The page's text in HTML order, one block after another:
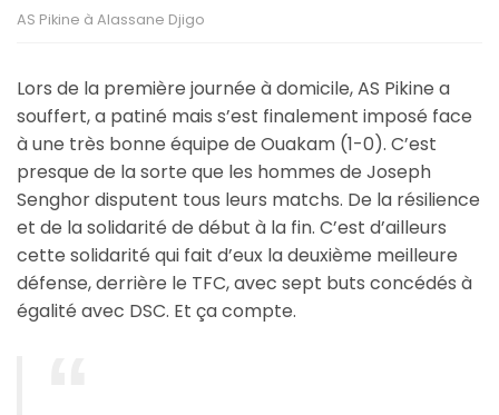
AS Pikine à Alassane Djigo
Lors de la première journée à domicile, AS Pikine a
souffert, a patiné mais s’est finalement imposé face
à une très bonne équipe de Ouakam (1-0). C’est
presque de la sorte que les hommes de Joseph
Senghor disputent tous leurs matchs. De la résilience
et de la solidarité de début à la fin. C’est d’ailleurs
cette solidarité qui fait d’eux la deuxième meilleure
défense, derrière le TFC, avec sept buts concédés à
égalité avec DSC. Et ça compte.